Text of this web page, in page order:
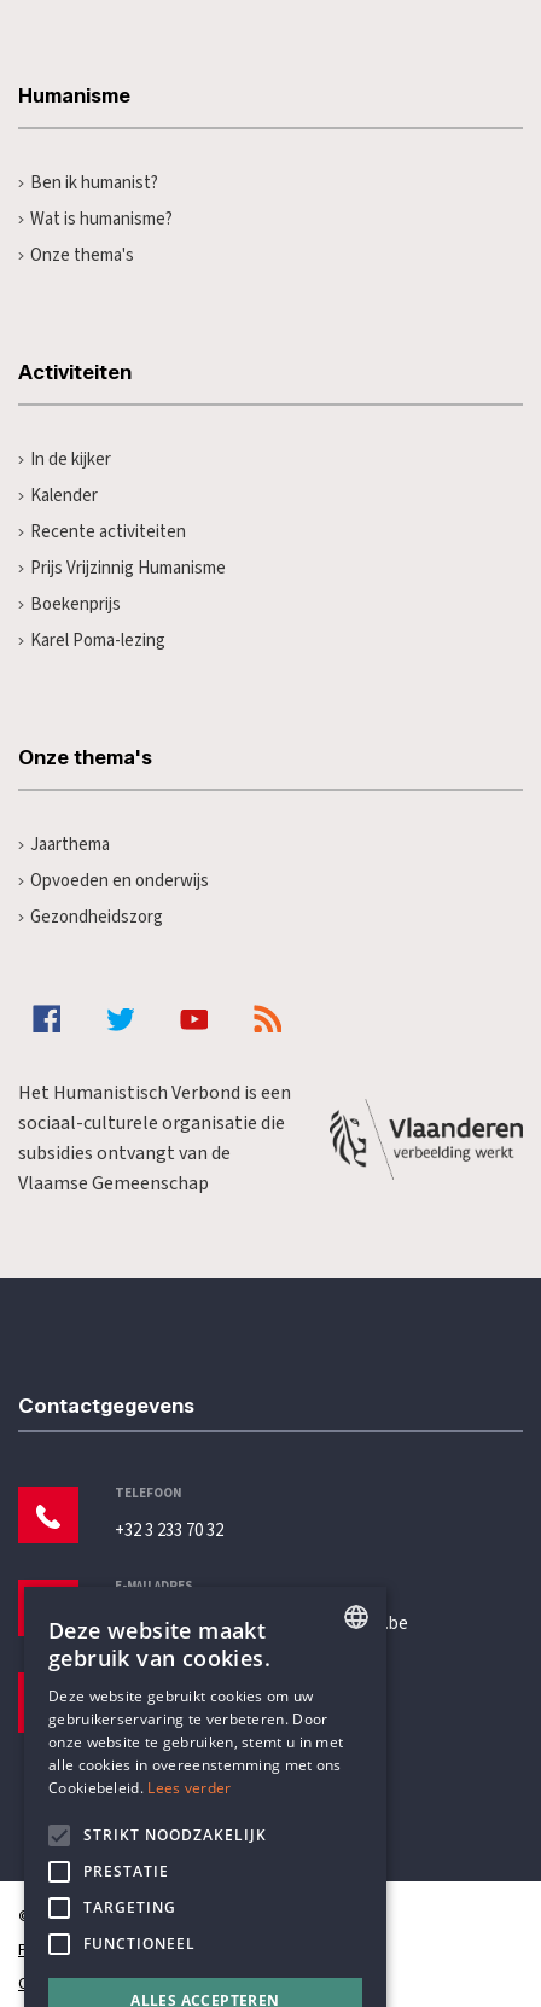
Humanisme
Ben ik humanist?
Wat is humanisme?
Onze thema's
Activiteiten
In de kijker
Kalender
Recente activiteiten
Prijs Vrijzinnig Humanisme
Boekenprijs
Karel Poma-lezing
Onze thema's
Jaarthema
Opvoeden en onderwijs
Gezondheidszorg
Het Humanistisch Verbond is een
sociaal-culturele organisatie die
subsidies ontvangt van de
Vlaamse Gemeenschap
Contactgegevens
TELEFOON
+32 3 233 70 32
E-MAILADRES
secretariaat@humanistischverbond.be
Pottenbrug 4
Antwerpen, 2000
© Humanistisch Verbond 2026
Privacy
Cookiestatement
DUTCH
Deze website maakt
gebruik van cookies.
Deze website gebruikt cookies om uw
gebruikerservaring te verbeteren. Door
onze website te gebruiken, stemt u in met
alle cookies in overeenstemming met ons
Cookiebeleid. Lees verder
STRIKT NOODZAKELIJK
PRESTATIE
TARGETING
FUNCTIONEEL
ALLES ACCEPTEREN